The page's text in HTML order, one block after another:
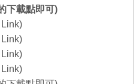
下載點即可)